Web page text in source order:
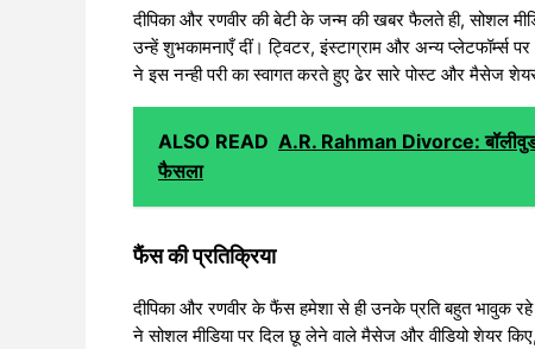
दीपिका और रणवीर की बेटी के जन्म की खबर फैलते ही, सोशल
उन्हें शुभकामनाएँ दीं। ट्विटर, इंस्टाग्राम और अन्य प्लेटफॉर्म्स पर
ने इस नन्ही परी का स्वागत करते हुए ढेर सारे पोस्ट और मैसेज
ALSO READ A.R. Rahman Divorce:
फैसला
फैंस की प्रतिक्रिया
दीपिका और रणवीर के फैंस हमेशा से ही उनके प्रति बहुत भावुक
ने सोशल मीडिया पर दिल छू लेने वाले मैसेज और वीडियो शेयर